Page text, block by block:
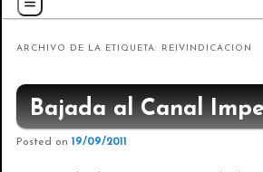
Ir al contenido principal
Ir al contenido secundario
ARCHIVO DE LA ETIQUETA: REIVINDICACION
Bajada al Canal
Posted on19/09/2011